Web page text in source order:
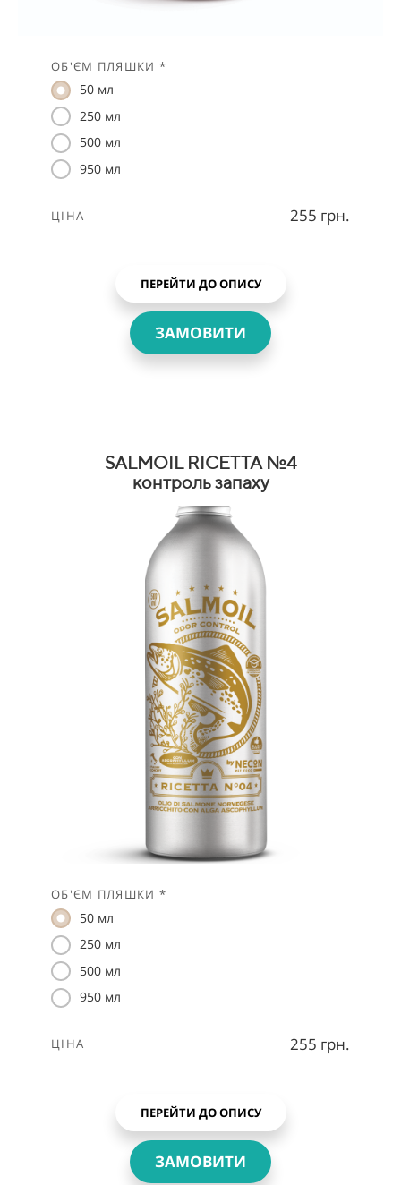
ОБ'ЄМ ПЛЯШКИ *
50 мл
250 мл
500 мл
950 мл
ЦІНА 255 грн.
ПЕРЕЙТИ ДО ОПИСУ
ЗАМОВИТИ
SALMOIL RICETTA №4
контроль запаху
ОБ'ЄМ ПЛЯШКИ *
50 мл
250 мл
500 мл
950 мл
ЦІНА 255 грн.
ПЕРЕЙТИ ДО ОПИСУ
ЗАМОВИТИ